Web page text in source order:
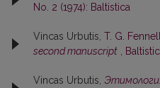
No. 2 (1974): Baltistica
Vincas Urbutis, T. G.
second manuscript ,
Vincas Urbutis,